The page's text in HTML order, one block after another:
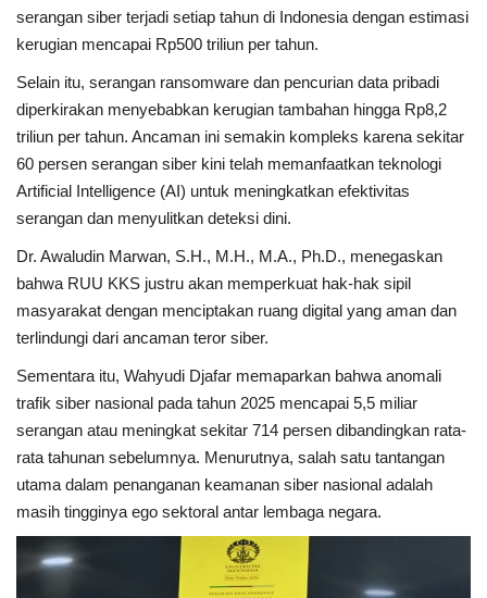
serangan siber terjadi setiap tahun di Indonesia dengan estimasi
kerugian mencapai Rp500 triliun per tahun.
Selain itu, serangan ransomware dan pencurian data pribadi
diperkirakan menyebabkan kerugian tambahan hingga Rp8,2
triliun per tahun. Ancaman ini semakin kompleks karena sekitar
60 persen serangan siber kini telah memanfaatkan teknologi
Artificial Intelligence (AI) untuk meningkatkan efektivitas
serangan dan menyulitkan deteksi dini.
Dr. Awaludin Marwan, S.H., M.H., M.A., Ph.D., menegaskan
bahwa RUU KKS justru akan memperkuat hak-hak sipil
masyarakat dengan menciptakan ruang digital yang aman dan
terlindungi dari ancaman teror siber.
Sementara itu, Wahyudi Djafar memaparkan bahwa anomali
trafik siber nasional pada tahun 2025 mencapai 5,5 miliar
serangan atau meningkat sekitar 714 persen dibandingkan rata-
rata tahunan sebelumnya. Menurutnya, salah satu tantangan
utama dalam penanganan keamanan siber nasional adalah
masih tingginya ego sektoral antar lembaga negara.